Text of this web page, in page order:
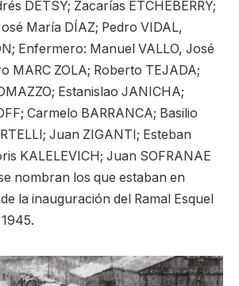
DETSY; Zacarías ETCHEBERRY;
María DÍAZ; Pedro VIDAL,
Enfermero: Manuel VALLO, José
MARC ZOLA; Roberto TEJADA;
Estanislao JANICHA;
Carmelo BARRANCA; Basilio
Juan ZIGANTI; Esteban
KALELEVICH; Juan SOFRANAE
nombran los que estaban en
la inauguración del Ramal Esquel